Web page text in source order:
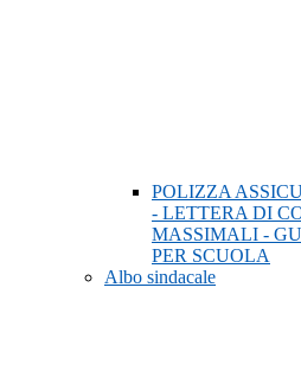
POLIZZA
- LETTERA DI
MASSIMALI -
PER SCUOLA
Albo sindacale